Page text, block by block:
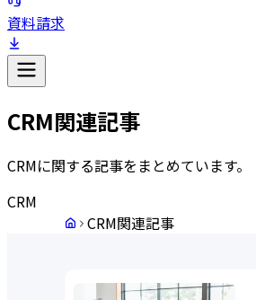
資料請求
CRM関連記事
CRMに関する記事をまとめています。
CRM
CRM関連記事